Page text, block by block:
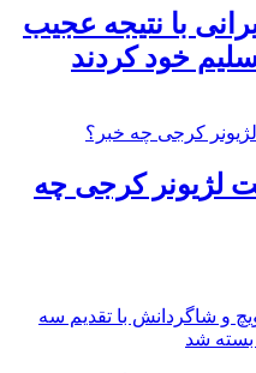
با نتیجه عجیب
خود کردند
لژیونر کرجی چه